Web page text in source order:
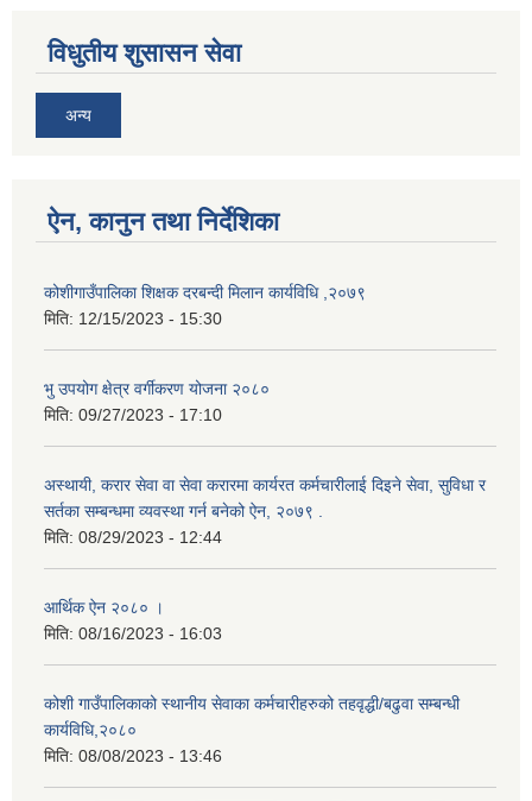
विधुतीय शुसासन सेवा
अन्य
ऐन, कानुन तथा निर्देशिका
कोशीगाउँपालिका शिक्षक दरबन्दी मिलान कार्यविधि ,२०७९
मिति: 12/15/2023 - 15:30
भु उपयोग क्षेत्र वर्गीकरण योजना २०८०
मिति: 09/27/2023 - 17:10
अस्थायी, करार सेवा वा सेवा करारमा कार्यरत कर्मचारीलाई दिइने सेवा, सुविधा र
सर्तका सम्बन्धमा व्यवस्था गर्न बनेको ऐन, २०७९ ‍.
मिति: 08/29/2023 - 12:44
आर्थिक ऐन २०८० ।
मिति: 08/16/2023 - 16:03
कोशी गाउँपालिकाको स्थानीय सेवाका कर्मचारीहरुको तहवृद्धी/बढुवा सम्बन्धी
कार्यविधि,२०८०
मिति: 08/08/2023 - 13:46